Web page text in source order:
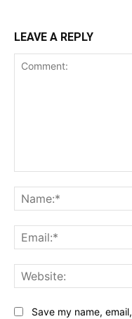
LEAVE A REPLY
Save my name,